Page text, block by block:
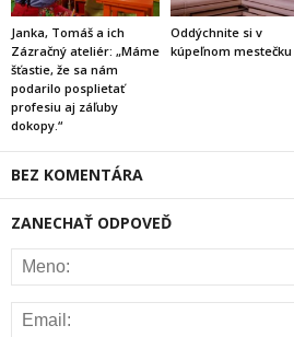
Janka, Tomáš a ich
Zázračný ateliér: „Máme
šťastie, že sa nám
podarilo posplietať
profesiu aj záľuby
dokopy.“
Oddýchnite si v
kúpeľnom mestečku
BEZ KOMENTÁRA
ZANECHAŤ ODPOVEĎ